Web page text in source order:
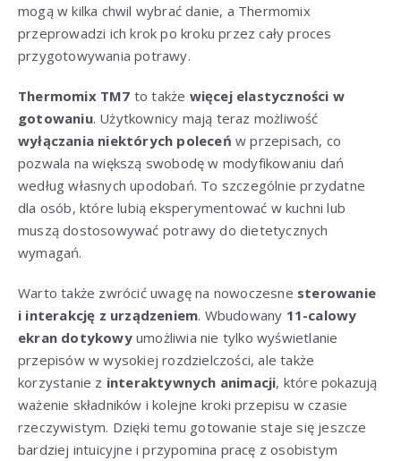
mogą w kilka chwil wybrać danie, a Thermomix
przeprowadzi ich krok po kroku przez cały proces
przygotowywania potrawy.
Thermomix TM7 to także więcej elastyczności w
gotowaniu. Użytkownicy mają teraz możliwość
wyłączania niektórych poleceń w przepisach, co
pozwala na większą swobodę w modyfikowaniu dań
według własnych upodobań. To szczególnie przydatne
dla osób, które lubią eksperymentować w kuchni lub
muszą dostosowywać potrawy do dietetycznych
wymagań.
Warto także zwrócić uwagę na nowoczesne sterowanie
i interakcję z urządzeniem. Wbudowany 11-calowy
ekran dotykowyumożliwia nie tylko wyświetlanie
przepisów w wysokiej rozdzielczości, ale także
korzystanie z interaktywnych animacji, które pokazują
ważenie składników i kolejne kroki przepisu w czasie
rzeczywistym. Dzięki temu gotowanie staje się jeszcze
bardziej intuicyjne i przypomina pracę z osobistym